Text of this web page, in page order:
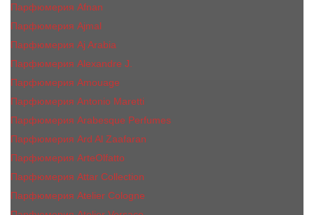
Парфюмерия Afnan
Парфюмерия Ajmal
Парфюмерия Aj Arabia
Парфюмерия Alexandre J.
Парфюмерия Amouage
Парфюмерия Antonio Maretti
Парфюмерия Arabesque Perfumes
Парфюмерия Ard Al Zaafaran
Парфюмерия ArteOlfatto
Парфюмерия Attar Collection
Парфюмерия Atelier Cologne